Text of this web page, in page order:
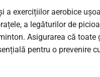
a exercițiilor aerobice
a legăturilor de
Asigurarea că toate
pentru o prevenire